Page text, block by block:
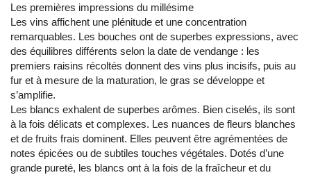
Les premières impressions du millésime
Les vins affichent une plénitude et une concentration
remarquables. Les bouches ont de superbes expressions, avec
des équilibres différents selon la date de vendange : les
premiers raisins récoltés donnent des vins plus incisifs, puis au
fur et à mesure de la maturation, le gras se développe et
s’amplifie.
Les blancs exhalent de superbes arômes. Bien ciselés, ils sont
à la fois délicats et complexes. Les nuances de fleurs blanches
et de fruits frais dominent. Elles peuvent être agrémentées de
notes épicées ou de subtiles touches végétales. Dotés d’une
grande pureté, les blancs ont à la fois de la fraîcheur et du